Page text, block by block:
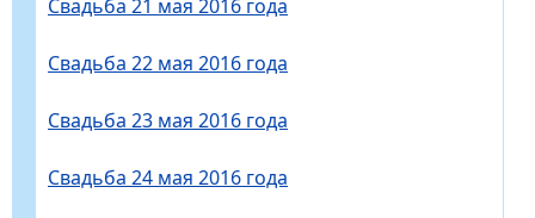
Свадьба 21 мая 2016 года
Свадьба 22 мая 2016 года
Свадьба 23 мая 2016 года
Свадьба 24 мая 2016 года